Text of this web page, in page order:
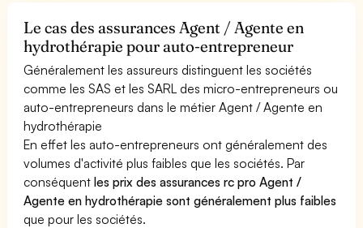
Le cas des assurances Agent / Agente en
hydrothérapie pour auto-entrepreneur
Généralement les assureurs distinguent les sociétés
comme les SAS et les SARL des micro-entrepreneurs ou
auto-entrepreneurs dans le métier Agent / Agente en
hydrothérapie
En effet les auto-entrepreneurs ont généralement des
volumes d'activité plus faibles que les sociétés. Par
conséquentles prix des assurances rc pro Agent /
Agente en hydrothérapie sont généralement plus faibles
que pour les sociétés.